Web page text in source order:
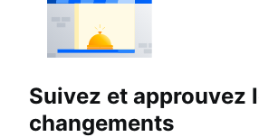
Suivez et approuvez
changements